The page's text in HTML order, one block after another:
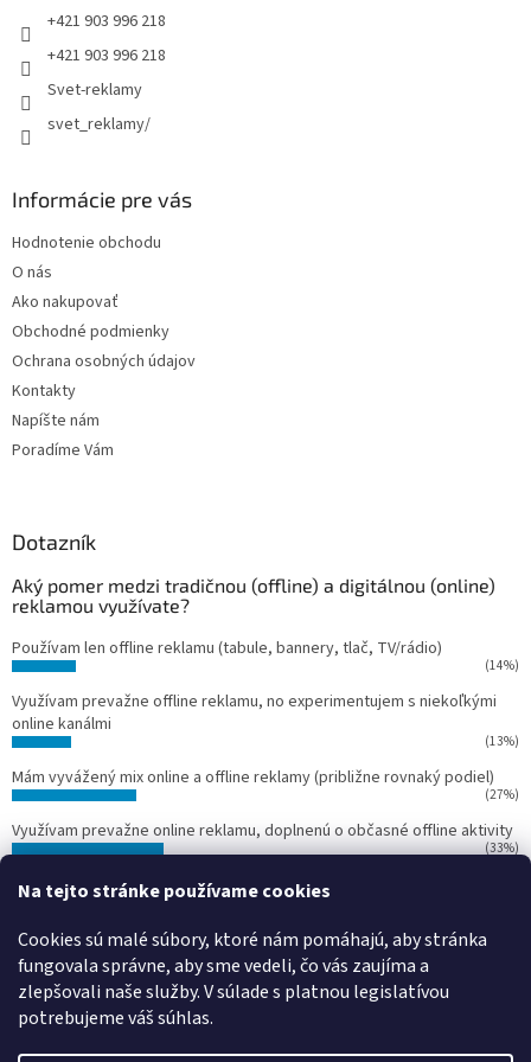
Na tejto stránke používame cookies
Cookies sú malé súbory, ktoré nám pomáhajú, aby stránka
fungovala správne, aby sme vedeli, čo vás zaujíma a
zlepšovali naše služby.V súlade s platnou legislatívou
potrebujeme váš súhlas.
+421 903 996 218
+421 903 996 218
Svet-reklamy
svet_reklamy/
Informácie pre vás
Hodnotenie obchodu
O nás
Ako nakupovať
Obchodné podmienky
Ochrana osobných údajov
Kontakty
Napíšte nám
Poradíme Vám
Dotazník
Aký pomer medzi tradičnou (offline) a digitálnou (online)
reklamou využívate?
Používam len offline reklamu (tabule, bannery, tlač, TV/rádio)
(14%)
Využívam prevažne offline reklamu, no experimentujem s niekoľkými
online kanálmi
(13%)
Mám vyvážený mix online a offline reklamy (približne rovnaký podiel)
(27%)
Využívam prevažne online reklamu, doplnenú o občasné offline aktivity
(33%)
Používam len online reklamu (Google Ads, Facebook Ads, Instagram
Počet hlasov:15